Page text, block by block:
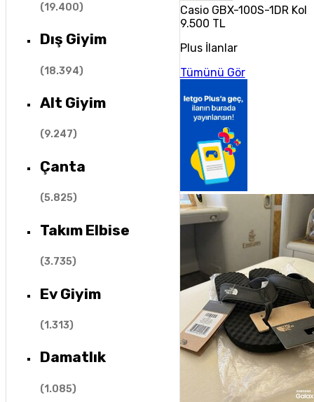
(19.400)
Dış Giyim
(18.394)
Alt Giyim
(9.247)
Çanta
(5.825)
Takım Elbise
(3.735)
Ev Giyim
(1.313)
Damatlık
(1.085)
Casio GBX-100S-1DR Kol
9.500 TL
Plus İlanlar
Tümünü Gör